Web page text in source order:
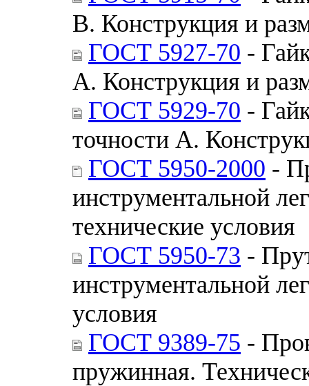
В. Конструкция и
ГОСТ 5927-70 -
А. Конструкция и
ГОСТ 5929-70 -
точности А.
ГОСТ 5950-2000 -
инструментальной
технические условия
ГОСТ 5950-73 -
инструментальной
условия
ГОСТ 9389-75 -
пружинная.